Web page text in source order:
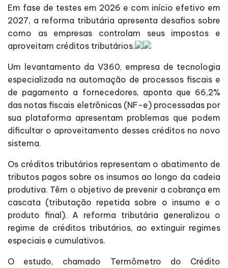
Em fase de testes em 2026 e com início efetivo em
2027, a reforma tributária apresenta desafios sobre
como as empresas controlam seus impostos e
aproveitam créditos tributários.
Um levantamento da V360, empresa de tecnologia
especializada na automação de processos fiscais e
de pagamento a fornecedores, aponta que 66,2%
das notas fiscais eletrônicas (NF-e) processadas por
sua plataforma apresentam problemas que podem
dificultar o aproveitamento desses créditos no novo
sistema.
Os créditos tributários representam o abatimento de
tributos pagos sobre os insumos ao longo da cadeia
produtiva. Têm o objetivo de prevenir a cobrança em
cascata (tributação repetida sobre o insumo e o
produto final). A reforma tributária generalizou o
regime de créditos tributários, ao extinguir regimes
especiais e cumulativos.
O estudo, chamado Termômetro do Crédito